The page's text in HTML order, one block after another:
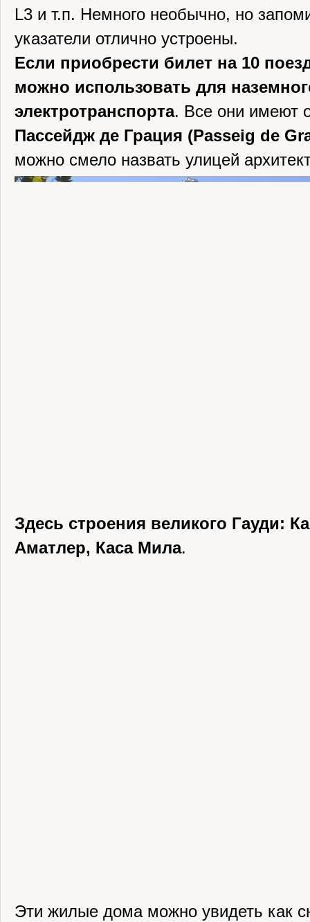
L3 и т.п. Немного необычно, но
указатели отлично устроены.
Если приобрести билет на 10
можно использовать для
электротранспорта. Все они имеют
Пассейдж де Грация (Passeig de
можно смело назвать улицей
Здесь строения великого Гауди:
Аматлер, Каса Мила.
Эти жилые дома можно увидеть как